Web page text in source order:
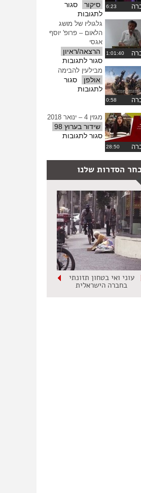
סיקור
סגור
לתגובותעל
טקס
הדלקת
האלטרנטיבי
2020
גלגוליו של מושג
הלאום – פרופ' יוסף
אגסי
הרצאה/ראיון
סגור לתגובותעל
גלגוליו
פרופ'
יוסף
אגסי
מבילעין להבימה
אולפן
סגור
לתגובותעל
מגזין 4 – ינואר 2018
שידור בערוץ 98
סגור לתגובותעל
–
2018
הסדרות שלנו
עוני ואי בטחון תזונתי
בחברה הישראלית